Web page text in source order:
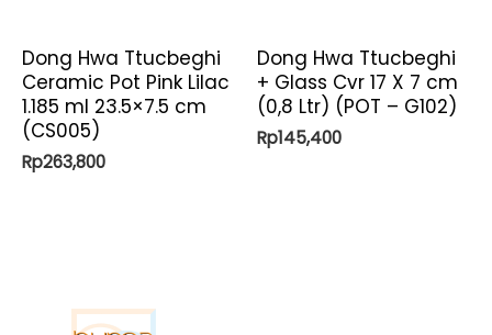
Dong Hwa Ttucbeghi
Ceramic Pot Pink Lilac
1.185 ml 23.5×7.5 cm
(CS005)
Rp263,800
Dong Hwa Ttucbeghi
+ Glass Cvr 17 X 7 cm
(0,8 Ltr) (POT – G102)
Rp145,400